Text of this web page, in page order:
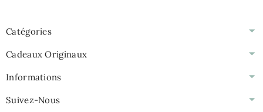
Catégories
Cadeaux Originaux
Informations
Suivez-Nous